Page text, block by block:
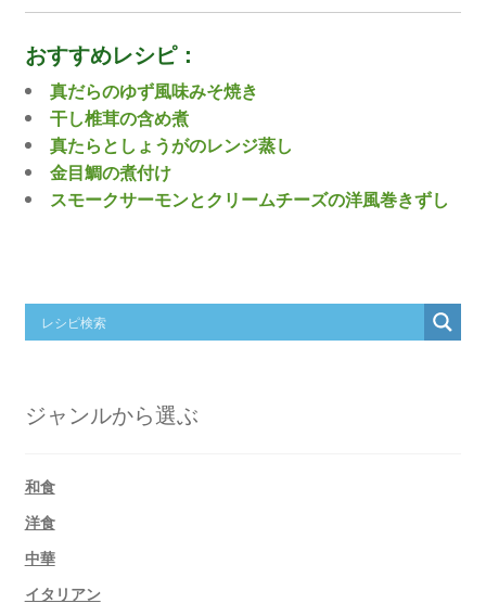
おすすめレシピ：
真だらのゆず風味みそ焼き
干し椎茸の含め煮
真たらとしょうがのレンジ蒸し
金目鯛の煮付け
スモークサーモンとクリームチーズの洋風巻きずし
ジャンルから選ぶ
和食
洋食
中華
イタリアン